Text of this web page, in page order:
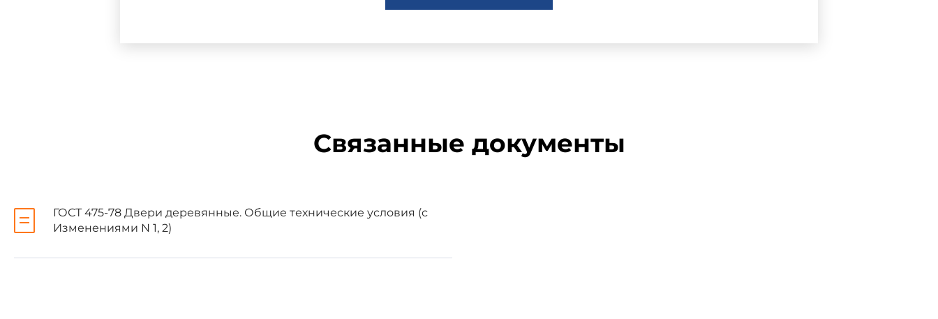
Настоящий стандарт распространяется на деревянные двери (далее - двери) и устанавливает метод определения
Связанные документы
ГОСТ 475-78 Двери деревянные. Общие технические условия (с
Изменениями N 1, 2)